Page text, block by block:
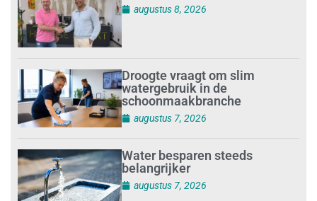
augustus 8, 2026
Droogte vraagt om slim
watergebruik in de
schoonmaakbranche
augustus 7, 2026
Water besparen steeds
belangrijker
augustus 7, 2026